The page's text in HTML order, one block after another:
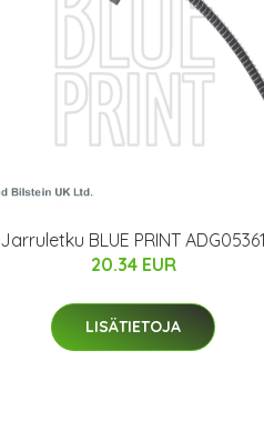
Jarruletku BLUE PRINT ADG05361
20.34 EUR
LISÄTIETOJA